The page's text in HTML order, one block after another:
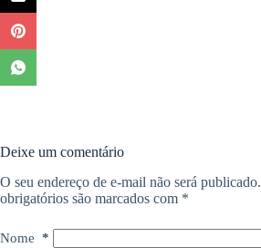
Deixe um comentário
O seu endereço de e-mail não será publicado.
obrigatórios são marcados com *
Nome *